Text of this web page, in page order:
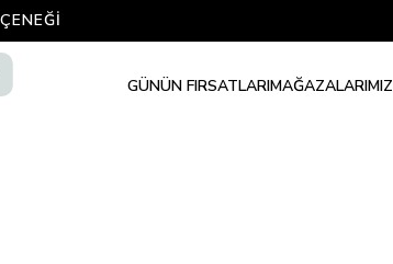
GÜNÜN FIRSATLARIMAĞAZALARIMIZ